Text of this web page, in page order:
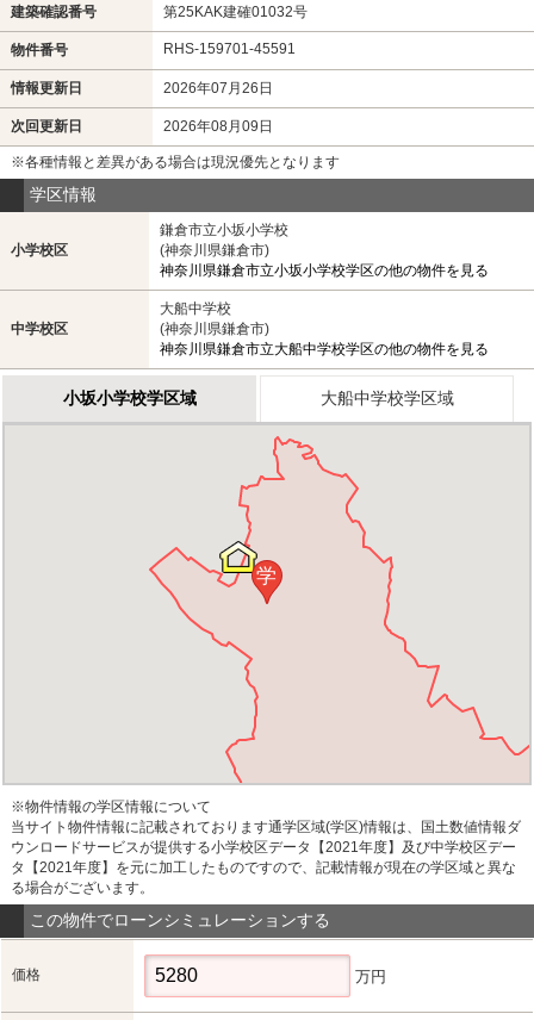
建築確認番号 第25KAK建確01032号
物件番号 RHS-159701-45591
情報更新日 2026年07月26日
次回更新日 2026年08月09日
※各種情報と差異がある場合は現況優先となります
学区情報
小学校区
鎌倉市立小坂小学校
(神奈川県鎌倉市)
神奈川県鎌倉市立小坂小学校学区の他の物件を見る
中学校区
大船中学校
(神奈川県鎌倉市)
神奈川県鎌倉市立大船中学校学区の他の物件を見る
小坂小学校学区域 大船中学校学区域
学
※物件情報の学区情報について
当サイト物件情報に記載されております通学区域(学区)情報は、国土数値情報ダ
ウンロードサービスが提供する小学校区データ【2021年度】及び中学校区デー
タ【2021年度】を元に加工したものですので、記載情報が現在の学区域と異な
る場合がございます。
この物件でローンシミュレーションする
価格 万円